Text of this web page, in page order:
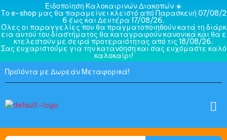
Ειδοποίηση Καλοκαιρινών Διακοπών ☀️
Το e-shop μας θα παραμείνει κλειστό από Παρασκευή 07/08/2
6 έως και Δευτέρα 17/08/26.
Όλες οι παραγγελίες που θα πραγματοποιηθούν κατά τη διάρκ
εια αυτού του διαστήματος θα καταγραφούν κανονικά και θα ε
κτελεστούν με σειρά προτεραιότητας από τις 18/08/26.
Σας ευχαριστούμε για την κατανόηση και σας ευχόμαστε καλό
καλοκαίρι!
Προϊόντα με Δωρεάν Μεταφορικά!